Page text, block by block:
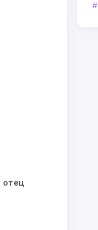
отец